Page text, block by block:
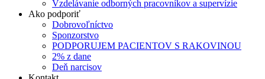
Vzdelávanie odborných pracovníkov a supervízie
Ako podporiť
Dobrovoľníctvo
Sponzorstvo
PODPORUJEM PACIENTOV S RAKOVINOU
2% z dane
Deň narcisov